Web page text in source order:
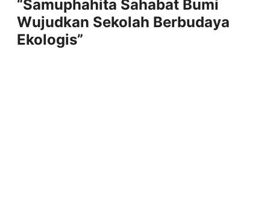
“Samuphahita Sahabat Bumi
Wujudkan Sekolah Berbudaya
Ekologis”